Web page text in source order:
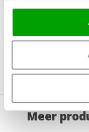
Lichtsterkte
Incl. Snoer & Stekker
Incl. dimmer
Meer